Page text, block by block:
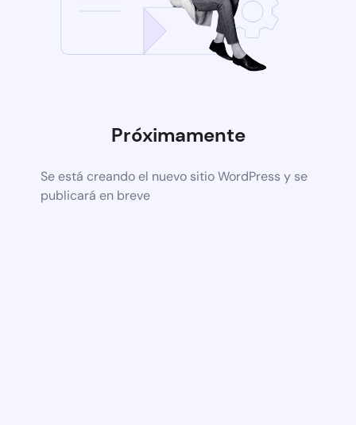
Próximamente
Se está creando el nuevo sitio WordPress y se
publicará en breve